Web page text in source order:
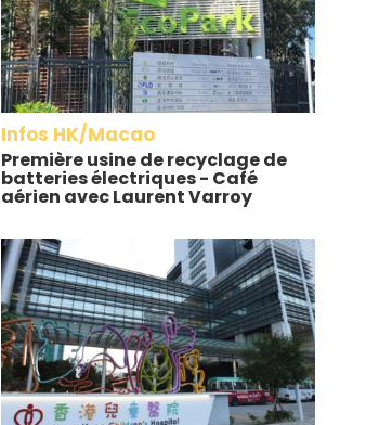
Infos HK/Macao
Première usine de recyclage de
batteries électriques - Café
aérien avec Laurent Varroy